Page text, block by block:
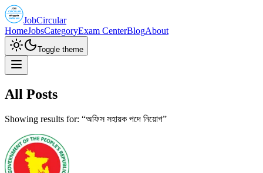
JobCircular
HomeJobsCategoryExam CenterBlogAbout
Toggle theme
All Posts
Showing results for: “অফিস সহায়ক পদে নিয়োগ”